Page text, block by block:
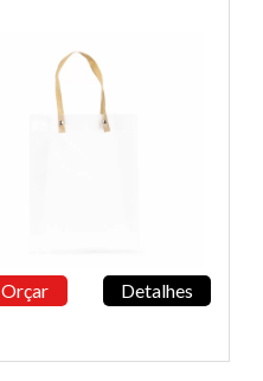
Orçar Detalhes